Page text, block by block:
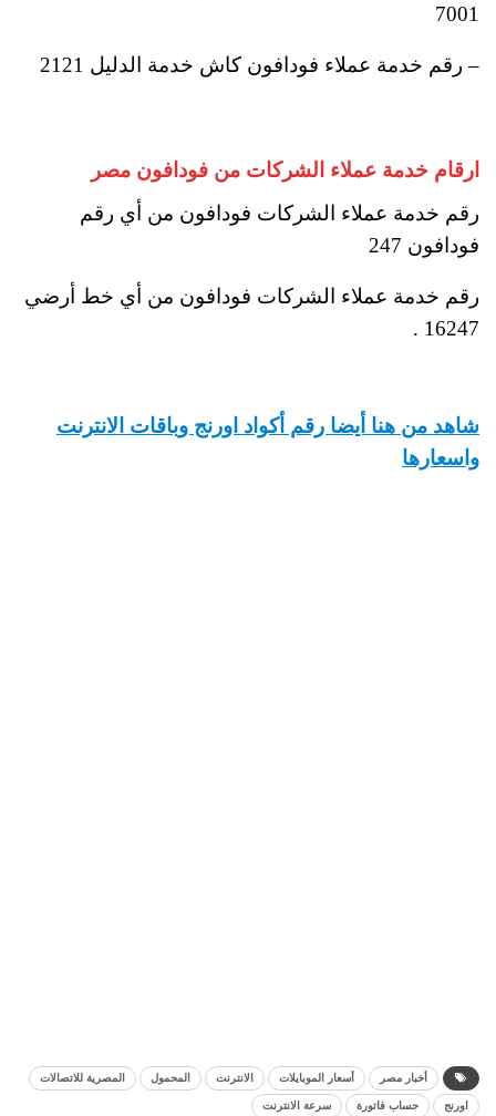
7001
– رقم خدمة عملاء فودافون كاش خدمة الدليل 2121
ارقام خدمة عملاء الشركات من فودافون مصر
رقم خدمة عملاء الشركات فودافون من أي رقم
فودافون 247
رقم خدمة عملاء الشركات فودافون من أي خط أرضي
16247 .
شاهد من هنا أيضا رقم أكواد اورنج وباقات الانترنت
واسعارها
أخبار مصر أسعار الموبايلات الانترنت المحمول المصرية للاتصالات
اورنج حساب فاتورة سرعة الانترنت